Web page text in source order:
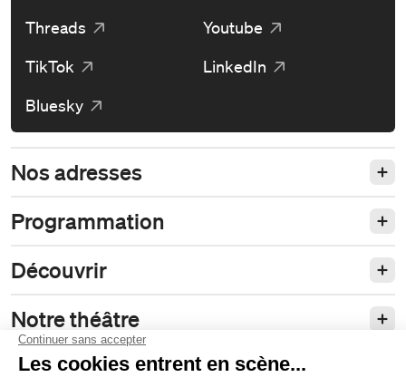
Threads
Youtube
TikTok
LinkedIn
Bluesky
Nos adresses
Programmation
Découvrir
Notre théâtre
Philanthropie et partenariats